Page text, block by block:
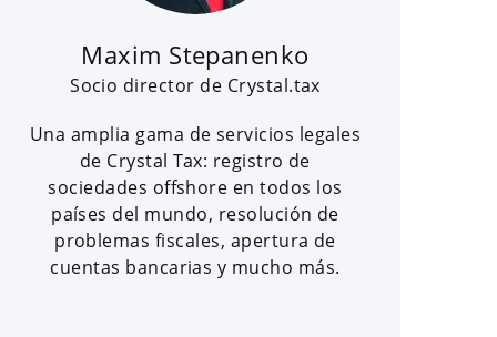
Maxim Stepanenko
Socio director de Crystal.tax
Una amplia gama de servicios legales
de Crystal Tax: registro de
sociedades offshore en todos los
países del mundo, resolución de
problemas fiscales, apertura de
cuentas bancarias y mucho más.